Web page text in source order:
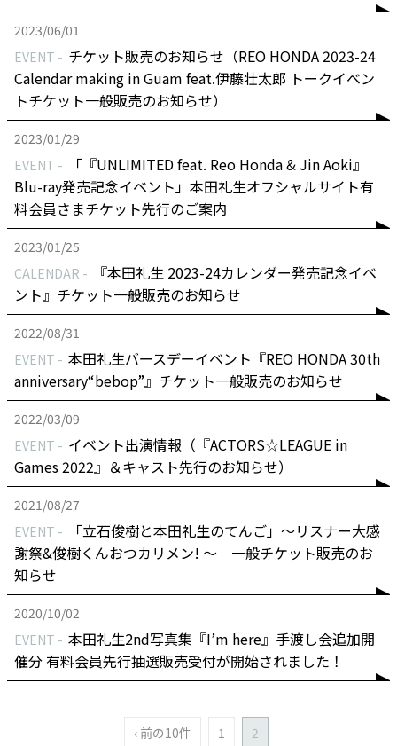
2023/06/01
EVENT
チケット販売のお知らせ（REO HONDA 2023-24
Calendar making in Guam feat.伊藤壮太郎 トークイベン
トチケット一般販売のお知らせ）
2023/01/29
EVENT
「『UNLIMITED feat. Reo Honda & Jin Aoki』
Blu-ray発売記念イベント」本田礼生オフシャルサイト有
料会員さまチケット先行のご案内
2023/01/25
CALENDAR
『本田礼生 2023-24カレンダー発売記念イベ
ント』チケット一般販売のお知らせ
2022/08/31
EVENT
本田礼生バースデーイベント『REO HONDA 30th
anniversary“bebop”』チケット一般販売のお知らせ
2022/03/09
EVENT
イベント出演情報（『ACTORS☆LEAGUE in
Games 2022』＆キャスト先行のお知らせ）
2021/08/27
EVENT
「立石俊樹と本田礼生のてんご」〜リスナー大感
謝祭&俊樹くんおつカリメン! 〜 一般チケット販売のお
知らせ
2020/10/02
EVENT
本田礼生2nd写真集『I’m here』手渡し会追加開
催分 有料会員先行抽選販売受付が開始されました！
‹ 前の10件 1 2